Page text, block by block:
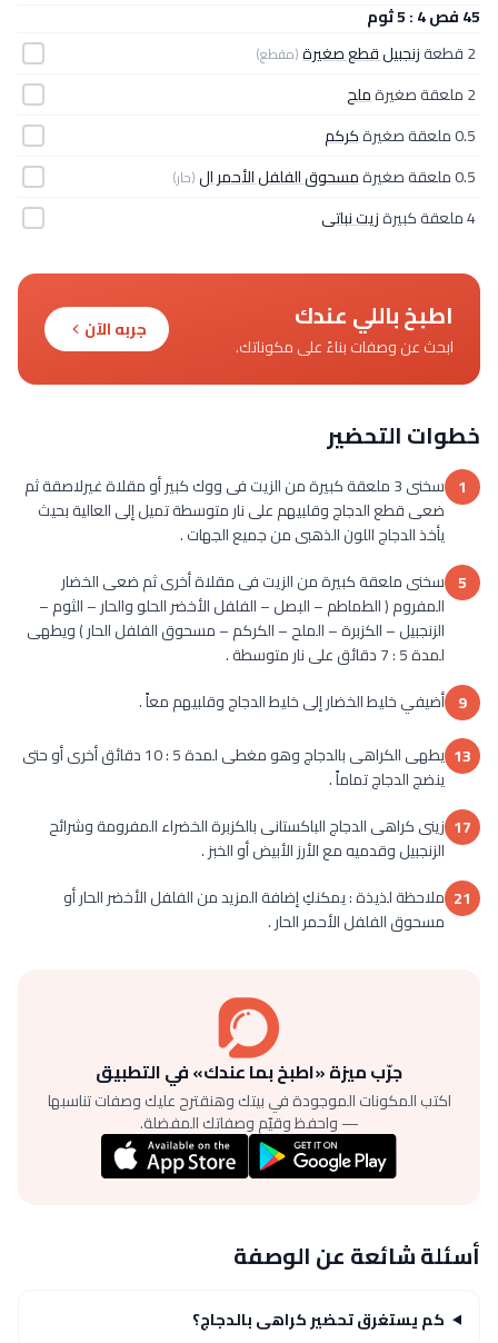
45 فص 4 : 5 ثوم
2 قطعة
زنجبيل قطع صغيرة(مقطع)
2 ملعقة صغيرة
ملح
0.5 ملعقة صغيرة
كركم
0.5 ملعقة صغيرة
مسحوق الفلفل الأحمر ال(حار)
4 ملعقة كبيرة زيت نباتى
اطبخ باللي عندك
ابحث عن وصفات بناءً على مكوناتك.
جربه الآن
خطوات التحضير
1
سخنى 3 ملعقة كبيرة من الزيت فى ووك كبير أو مقلاة غيرلاصقة ثم
ضعى قطع الدجاج وقلبيهم على نار متوسطة تميل إلى العالية بحيث
يأخذ الدجاج اللون الذهبى من جميع الجهات .
5 سخنى ملعقة كبيرة من الزيت فى مقلاة أخرى ثم ضعى الخضار
المفروم ( الطماطم – البصل – الفلفل الأخضر الحلو والحار – الثوم –
الزنجبيل – الكزبرة – الملح – الكركم – مسحوق الفلفل الحار ) ويطهى
لمدة 5 : 7 دقائق على نار متوسطة .
9 أضيفي خليط الخضار إلى خليط الدجاج وقلبيهم معاً .
13
يطهى الكراهى بالدجاج وهو مغطى لمدة 5 : 10 دقائق أخرى أو حتى
ينضج الدجاج تماماً .
17 زينى كراهى الدجاج الباكستانى بالكزبرة الخضراء المفرومة وشرائح
الزنجبيل وقدميه مع الأرز الأبيض أو الخبز .
21 ملاحظة لذيذة : يمكنكِ إضافة المزيد من الفلفل الأخضر الحار أو
مسحوق الفلفل الأحمر الحار .
جرّب ميزة «اطبخ بما عندك» في التطبيق
اكتب المكونات الموجودة في بيتك وهنقترح عليك وصفات تناسبها
— واحفظ وقيّم وصفاتك المفضلة.
أسئلة شائعة عن الوصفة
كم يستغرق تحضير كراهى بالدجاج؟